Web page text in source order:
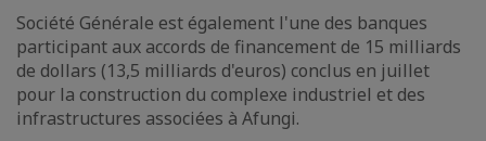
Société Générale est également l'une des banques
participant aux accords de financement de 15 milliards
de dollars (13,5 milliards d'euros) conclus en juillet
pour la construction du complexe industriel et des
infrastructures associées à Afungi.